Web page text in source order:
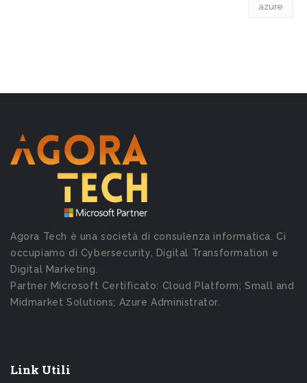
azure
Agora Tech è una società di consulenza informatica. Ci
occupiamo di Cybersecurity, Digital Transformation e
Digital Marketing.
Partner Microsoft Certificato: Cloud Platform; Small and
Midmarket Solutions; Azure Administrator.
Link Utili